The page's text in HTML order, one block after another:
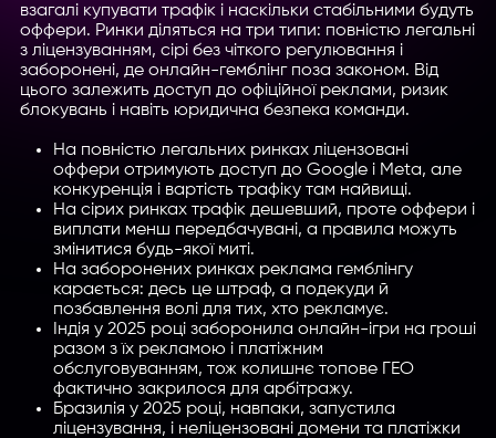
взагалі купувати трафік і наскільки стабільними будуть
оффери. Ринки діляться на три типи: повністю легальні
з ліцензуванням, сірі без чіткого регулювання і
заборонені, де онлайн-гемблінг поза законом. Від
цього залежить доступ до офіційної реклами, ризик
блокувань і навіть юридична безпека команди.
На повністю легальних ринках ліцензовані
оффери отримують доступ до Google і Meta, але
конкуренція і вартість трафіку там найвищі.
На сірих ринках трафік дешевший, проте оффери і
виплати менш передбачувані, а правила можуть
змінитися будь-якої миті.
На заборонених ринках реклама гемблінгу
карається: десь це штраф, а подекуди й
позбавлення волі для тих, хто рекламує.
Індія у 2025 році заборонила онлайн-ігри на гроші
разом з їх рекламою і платіжним
обслуговуванням, тож колишнє топове ГЕО
фактично закрилося для арбітражу.
Бразилія у 2025 році, навпаки, запустила
ліцензування, і неліцензовані домени та платіжки